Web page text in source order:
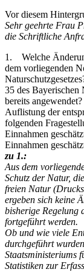
Vor diesem
Sehr geehrte Frau
die Schriftliche
1. Welche
dem vorliegenden
35 des Bayerischen
bereits
Auflistung der
folgenden
Einnahmen
Einnahmen
zu 1.:
Aus dem
Schutz der Natur,
freien Natur
ergeben sich keine
bisherige Regelung
fortgeführt werden.
Ob und wie viele
durchgeführt
Staatsministeriums
Statistiken zur